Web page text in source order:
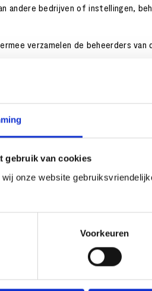
gebruik van cookies
onze website
Voorkeuren
andere bedrijven of instellingen,
verzamelen de beheerders
waar we informatie in kunnen
een melding met uitleg over
maar sommige dingen van onze
gemaakt over het gebruik van
onze webwinkel gebruiken. Wij
Wij staan Google toe de